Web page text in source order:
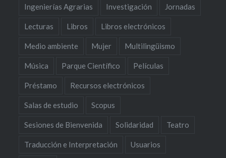
Ingenierías Agrarias Investigación Jornadas
Lecturas Libros Libros electrónicos
Medio ambiente Mujer Multilingüismo
Música Parque Científico Películas
Préstamo Recursos electrónicos
Salas de estudio Scopus
Sesiones de Bienvenida Solidaridad Teatro
Traducción e Interpretación Usuarios